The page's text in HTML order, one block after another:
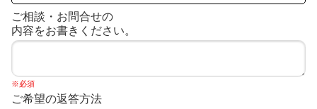
ご相談・お問合せの
内容をお書きください。
※必須
ご希望の返答方法